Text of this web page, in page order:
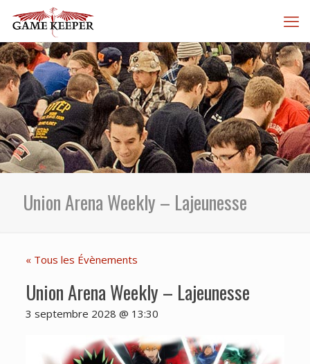
Union Arena Weekly – Lajeunesse
« Tous les Évènements
Union Arena Weekly – Lajeunesse
3 septembre 2028 @ 13:30